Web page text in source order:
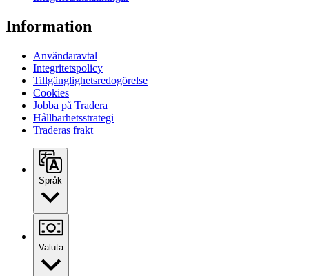
Information
Användaravtal
Integritetspolicy
Tillgänglighetsredogörelse
Cookies
Jobba på Tradera
Hållbarhetsstrategi
Traderas frakt
Språk
Valuta